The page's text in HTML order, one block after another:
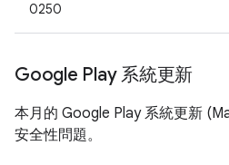
0250
Google Play 系統更新
本月的 Google Play 系統更新
安全性問題。